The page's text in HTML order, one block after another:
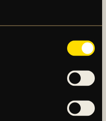
Fotbollsförenings